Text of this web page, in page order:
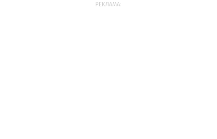
РЕКЛАМА: